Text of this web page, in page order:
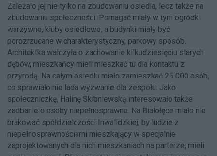
Zależało jej nie tylko na zbudowaniu osiedla, lecz także na
zbudowaniu społeczności. Pomagać miały w tym ogródki
warzywne, kluby osiedlowe, a budynki miały być
porozrzucane w charakterystyczny, parkowy sposób.
Architektka walczyła o zachowanie kilkudziesięciu starych
dębów, mieszkańcy mieli mieszkać tu dla kontaktu z
przyrodą. Na całym osiedlu miało zamieszkać 25 000 osób,
co sprawiało nie lada wyzwanie dla zespołu. Jako
społeczniczkę, Halinę Skibniewską interesowało także
zadbanie o osoby niepełnosprawne. Na Białołęce miało nie
brakować spółdzielczości Inwalidzkiej, by ludzie z
niepełnosprawnościami mieszkający w specjalnie
zaprojektowanych dla nich mieszkaniach na parterze, mieli